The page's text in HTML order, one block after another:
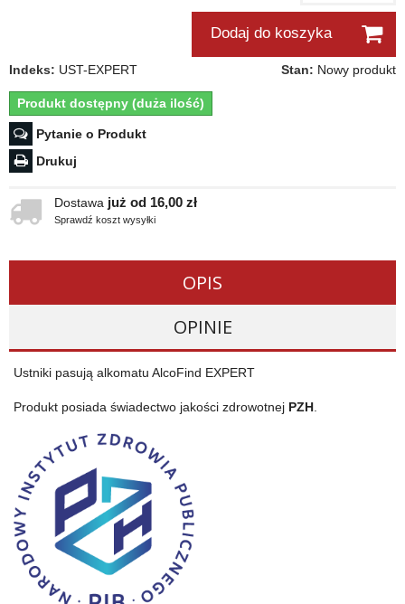
Dodaj do koszyka
Indeks: UST-EXPERT Stan: Nowy produkt
Produkt dostępny (duża ilość)
Pytanie o Produkt
Drukuj
Dostawa już od 16,00 zł
Sprawdź koszt wysyłki
OPIS
OPINIE
Ustniki pasują alkomatu AlcoFind EXPERT
Produkt posiada świadectwo jakości zdrowotnej PZH